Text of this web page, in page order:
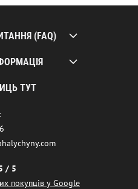
(FAQ)
ТУТ
/ 5
покупців у Google